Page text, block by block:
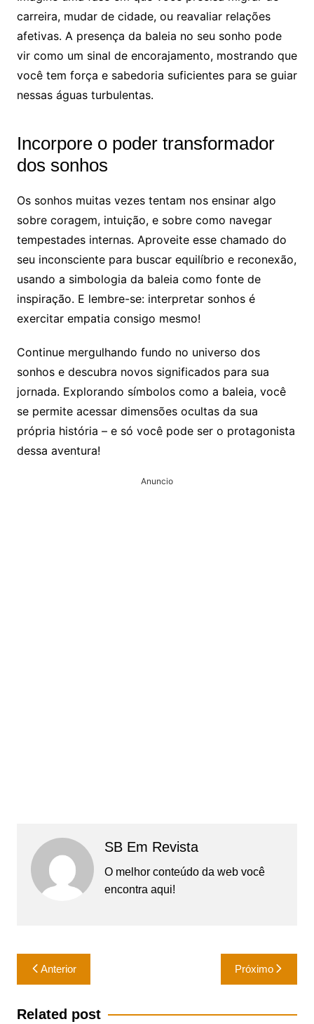
carreira, mudar de cidade, ou reavaliar relações
afetivas. A presença da baleia no seu sonho pode
vir como um sinal de encorajamento, mostrando que
você tem força e sabedoria suficientes para se guiar
nessas águas turbulentas.
Incorpore o poder transformador
dos sonhos
Os sonhos muitas vezes tentam nos ensinar algo
sobre coragem, intuição, e sobre como navegar
tempestades internas. Aproveite esse chamado do
seu inconsciente para buscar equilíbrio e reconexão,
usando a simbologia da baleia como fonte de
inspiração. E lembre-se: interpretar sonhos é
exercitar empatia consigo mesmo!
Continue mergulhando fundo no universo dos
sonhos e descubra novos significados para sua
jornada. Explorando símbolos como a baleia, você
se permite acessar dimensões ocultas da sua
própria história – e só você pode ser o protagonista
dessa aventura!
Anuncio
SB Em Revista
O melhor conteúdo da web você
encontra aqui!
Navegação
de
Post
Anterior Próximo
Related post